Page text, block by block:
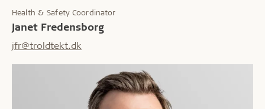
Health & Safety Coordinator
Janet Fredensborg
jfr@troldtekt.dk